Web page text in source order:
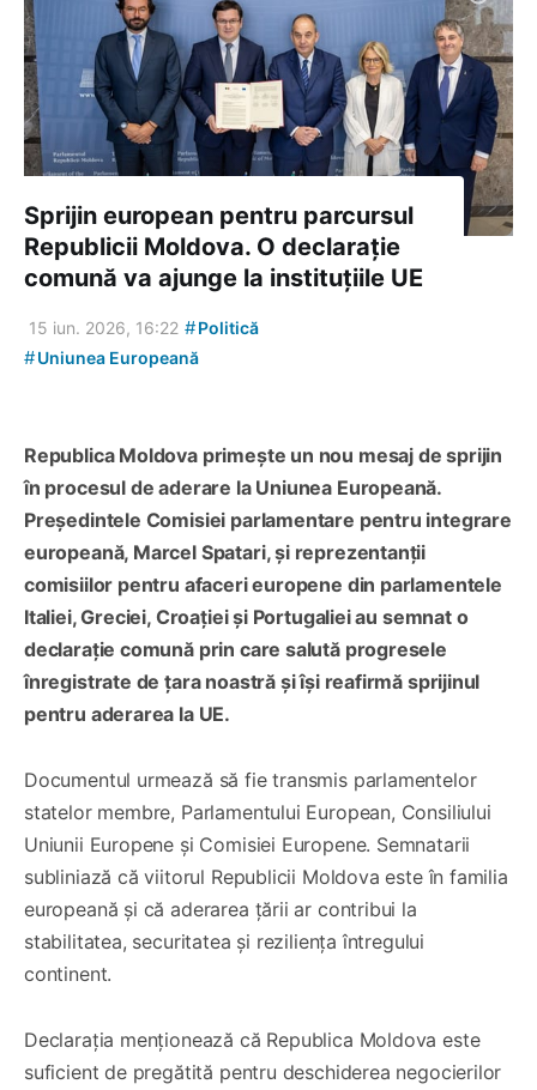
Sprijin european pentru parcursul
Republicii Moldova. O declarație
comună va ajunge la instituțiile UE
15 iun. 2026, 16:22 #Politică
#Uniunea Europeană
Republica Moldova primește un nou mesaj de sprijin
în procesul de aderare la Uniunea Europeană.
Președintele Comisiei parlamentare pentru integrare
europeană, Marcel Spatari, și reprezentanții
comisiilor pentru afaceri europene din parlamentele
Italiei, Greciei, Croației și Portugaliei au semnat o
declarație comună prin care salută progresele
înregistrate de țara noastră și își reafirmă sprijinul
pentru aderarea la UE.
Documentul urmează să fie transmis parlamentelor
statelor membre, Parlamentului European, Consiliului
Uniunii Europene și Comisiei Europene. Semnatarii
subliniază că viitorul Republicii Moldova este în familia
europeană și că aderarea țării ar contribui la
stabilitatea, securitatea și reziliența întregului
continent.
Declarația menționează că Republica Moldova este
suficient de pregătită pentru deschiderea negocierilor